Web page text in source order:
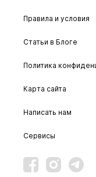
Правила и условия
Статьи в Блоге
Политика
Карта сайта
Написать нам
Сервисы